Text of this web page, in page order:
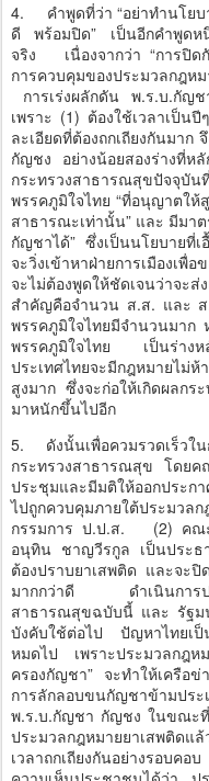
4.
คำพูดที่ว่า “อย่าทำนโย
ดี พร้อมปิด” เป็นอีกคำพูดห
จริง เนื่องจากว่า “การปิด
การควบคุมของประมวลกฎห
การเร่งผลักดัน พ.ร.บ.กัญ
เพราะ (1) ต้องใช้เวลาเป็น
ละเอียดที่ต้องถกเถียงกันมา
กัญชง อย่างน้อยสองร่างที่ห
กระทรวงสาธารณสุขปัจจุบั
พรรคภูมิใจไทย “ที่อนุญาตใ
สาธารณะเท่านั้น” และ มีมา
กัญชาได้” ซึ่งเป็นนโยบายที่
จะวิ่งเข้าหาฝ่ายการเมืองเ
จะไม่ต้องพูดให้ชัดเจนว่า
สำคัญคือจำนวน ส.ส. และ ส
พรรคภูมิใจไทยมีจำนวนมา
พรรคภูมิใจไทย เป็นร่าง
ประเทศไทยจะมีกฎหมายไม่
สูงมาก ซึ่งจะก่อให้เกิดผลกร
มาหนักขึ้นไปอีก
5.
ดังนั้นเพื่อควมรวดเร็ว
กระทรวงสาธารณสุข โดยค
ประชุมและมีมติให้ออกประก
ไปถูกควบคุมภายใต้ประม
กรรมการ ป.ป.ส. (2) คณะ
อนุทิน ชาญวีรกูล เป็นประธา
ต้องปราบยาเสพติด และจะ
มากกว่าดี ดำเนินการปร
สาธารณสุขฉบับนี้ และ รัฐม
บังคับใช้ต่อไป ปัญหาไทยเป็
หมดไป เพราะประมวลกฎห
ครองกัญชา” จะทำให้เครือ
การลักลอบขนกัญชาข้าม
พ.ร.บ.กัญชา กัญชง ในขณะที่
ประมวลกฎหมายยาเสพติด
เวลาถกเถียงกันอย่างรอบค